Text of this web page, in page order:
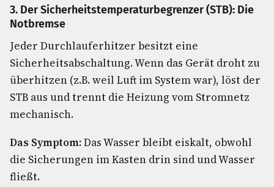
3. Der Sicherheitstemperaturbegrenzer (STB): Die
Notbremse
Jeder Durchlauferhitzer besitzt eine
Sicherheitsabschaltung. Wenn das Gerät droht zu
überhitzen (z.B. weil Luft im System war), löst der
STB aus und trennt die Heizung vom Stromnetz
mechanisch.
Das Symptom:Das Wasser bleibt eiskalt, obwohl
die Sicherungen im Kasten drin sind und Wasser
fließt.